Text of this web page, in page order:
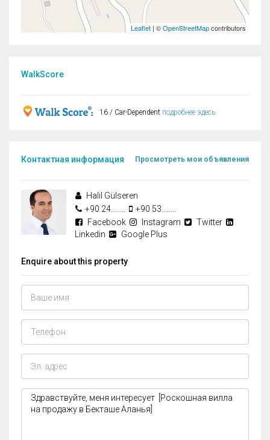
Leaflet | ©OpenStreetMapcontributors
WalkScore
16 / Car-Dependent подробнее здесь
Контактная информация Просмотреть мои объявления
Halil Gülseren
+90 24........
+90 53........
Facebook
Instagram
Twitter
Linkedin
Google Plus
Enquire about this property